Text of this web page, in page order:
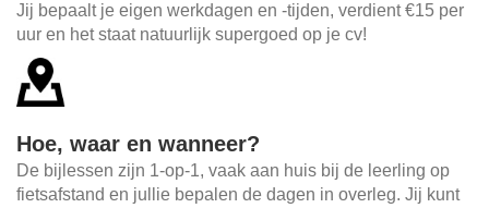
Jij bepaalt je eigen werkdagen en -tijden, verdient €15 per
uur en het staat natuurlijk supergoed op je cv!
Hoe, waar en wanneer?
De bijlessen zijn 1-op-1, vaak aan huis bij de leerling op
fietsafstand en jullie bepalen de dagen in overleg. Jij kunt